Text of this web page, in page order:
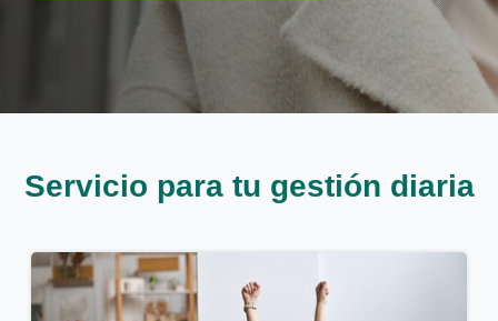
Servicio para tu gestión diaria